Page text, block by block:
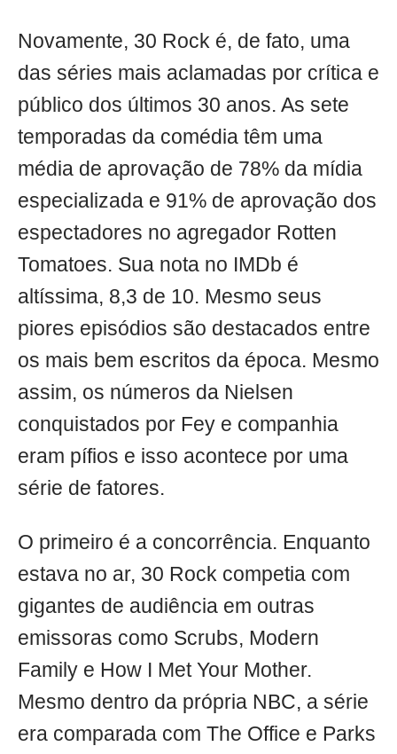
Novamente, 30 Rock é, de fato, uma
das séries mais aclamadas por crítica e
público dos últimos 30 anos. As sete
temporadas da comédia têm uma
média de aprovação de 78% da mídia
especializada e 91% de aprovação dos
espectadores no agregador Rotten
Tomatoes. Sua nota no IMDb é
altíssima, 8,3 de 10. Mesmo seus
piores episódios são destacados entre
os mais bem escritos da época. Mesmo
assim, os números da Nielsen
conquistados por Fey e companhia
eram pífios e isso acontece por uma
série de fatores.
O primeiro é a concorrência. Enquanto
estava no ar, 30 Rock competia com
gigantes de audiência em outras
emissoras como Scrubs, Modern
Family e How I Met Your Mother.
Mesmo dentro da própria NBC, a série
era comparada com The Office e Parks